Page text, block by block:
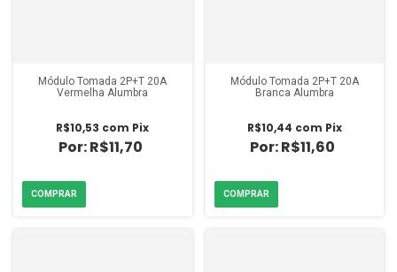
Módulo Tomada 2P+T 20A
Vermelha Alumbra
R$11,70
R$10,53 com Pix
Módulo Tomada 2P+T 20A
Branca Alumbra
R$11,60
R$10,44 com Pix